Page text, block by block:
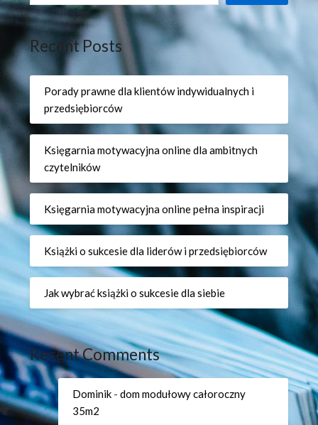
Recent Posts
Porady prawne dla klientów indywidualnych i
przedsiębiorców
Księgarnia motywacyjna online dla ambitnych
czytelników
Księgarnia motywacyjna online pełna inspiracji
Książki o sukcesie dla liderów i przedsiębiorców
Jak wybrać książki o sukcesie dla siebie
Recent Comments
Dominik -dom modułowy całoroczny
35m2